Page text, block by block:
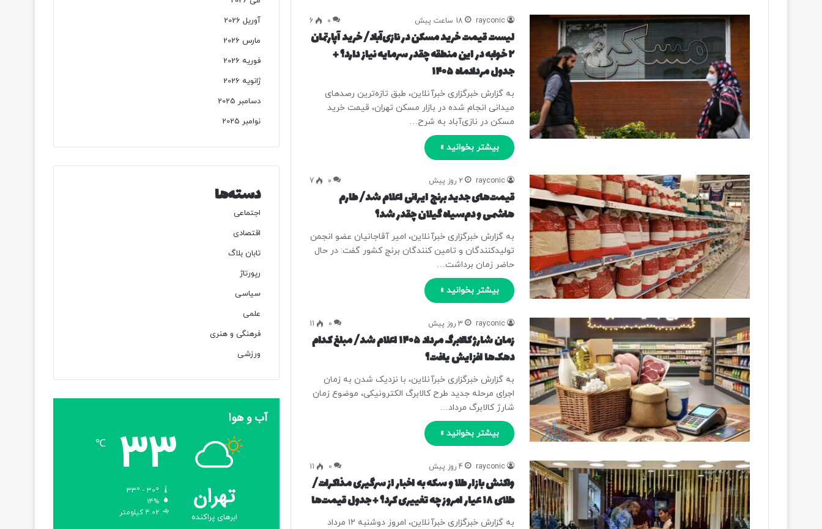
rayconic 18 ساعت پیش 0
6
لیست قیمت خرید مسکن در نازی‌آباد/ خرید آپارتمان
۲ خوابه در این منطقه چقدر سرمایه نیاز دارد؟ +
جدول مردادماه ۱۴۰۵
به گزارش خبرگزاری خبرآنلاین، طبق تازه‌ترین رصدهای
میدانی انجام شده در بازار مسکن تهران، قیمت خرید
مسکن در نازی‌آباد به شرح…
بیشتر بخوانید »
rayconic 2 روز پیش 0
7
قیمت‌های جدید برنج ایرانی اعلام شد/ طارم
هاشمی و دم‌سیاه گیلان چقدر شد؟
به گزارش خبرگزاری خبرآنلاین، امیر آقاجانیان عضو انجمن
تولیدکنندگان و تامین کنندگان برنج کشور گفت: در حال
حاضر زمان برداشت…
بیشتر بخوانید »
rayconic 3 روز پیش 0
11
زمان شارژ کالابرگ مرداد ۱۴۰۵ اعلام شد/ مبلغ کدام
دهک‌ها افزایش یافت؟
به گزارش خبرگزاری خبرآنلاین، با نزدیک شدن به زمان
اجرای مرحله جدید طرح کالابرگ الکترونیکی، موضوع زمان
شارژ کالابرگ مرداد…
بیشتر بخوانید »
rayconic 4 روز پیش 0
11
واکنش بازار طلا و سکه به اخبار از سرگیری مذاکرات/
طلای ۱۸ عیار امروز چه تغییری کرد؟ + جدول قیمت‌ها
به گزارش خبرگزاری خبرآنلاین، امروز دوشنبه ۱۲ مرداد
آوریل 2026
مارس 2026
فوریه 2026
ژانویه 2026
دسامبر 2025
نوامبر 2025
دسته‌ها
اجتماعی
اقتصادی
تابان بلاگ
رپورتاژ
سیاسی
علمی
فرهنگی و هنری
ورزشی
آب و هوا
تهران
ابرهای پراکنده
33
℃
14%
4.02 کیلومتر